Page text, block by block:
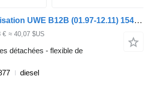
Flexible de climatisation UWE B12B (01.97-12.11) 15471 15431 pour Volvo B6, B7, B9, B10, B12 bus (1978-2011)
€ ≈ 40,07 $US
détachées - flexible de
diesel